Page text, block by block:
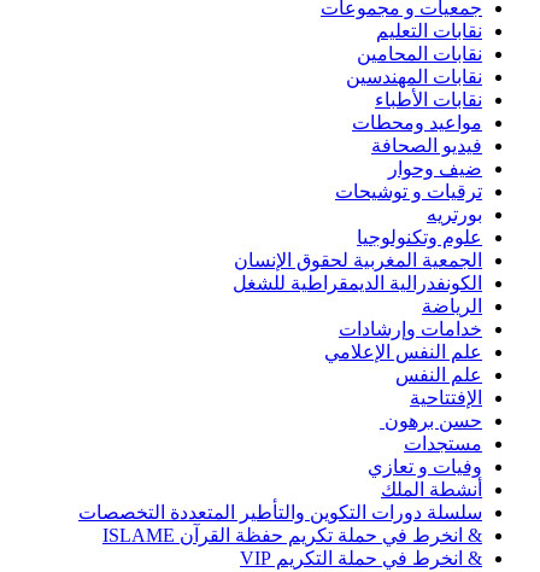
جمعيات و مجموعات
نقابات التعليم
نقابات المحامين
نقابات المهندسين
نقابات الأطباء
مواعيد ومحطات
فيديو الصحافة
ضيف وحوار
ترقيات و توشيحات
بورتريه
علوم وتكنولوجيا
الجمعية المغربية لحقوق الإنسان
الكونفدرالية الديمقراطية للشغل
الرياضة
خدامات وإرشادات
علم النفس الإعلامي
علم النفس
الإفتتاحية
حسن برهون
مستجدات
وفيات و تعازي
أنشطة الملك
سلسلة دورات التكوين والتأطير المتعددة التخصصات
& انخرط في حملة تكريم حفظة القرآن ISLAME
& انخرط في حملة التكريم VIP